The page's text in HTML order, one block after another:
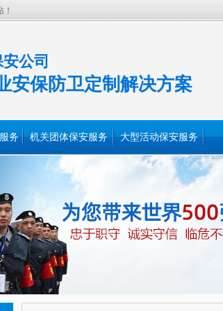
公司
安保防卫定制解决方案
务 机关团体保安服务 大型活动保安服务